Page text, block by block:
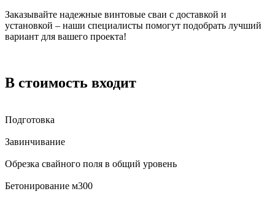
Заказывайте надежные винтовые сваи с доставкой и
установкой – наши специалисты помогут подобрать лучший
вариант для вашего проекта!
В стоимость входит
Подготовка
Завинчивание
Обрезка свайного поля в общий уровень
Бетонирование м300